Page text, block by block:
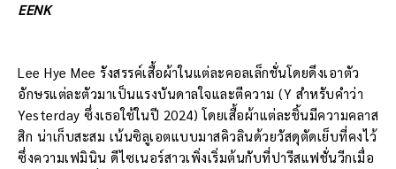
EENK
Lee Hye Mee รังสรรค์เสื้อผ้าในแต่ละคอลเล็กชั่นโดยดึงเอาตัว
อักษรแต่ละตัวมาเป็นแรงบันดาลใจและตีความ (Y สำหรับคำว่า
Yesterday ซึ่งเธอใช้ในปี 2024) โดยเสื้อผ้าแต่ละชิ้นมีความคลาส
สิก น่าเก็บสะสม เน้นซิลูเอตแบบมาสคิวลินด้วยวัสดุตัดเย็บที่คงไว้
ซึ่งความเฟมินิน ดีไซเนอร์สาวเพิ่งเริ่มต้นกับที่ปารีสแฟชั่นวีกเมื่อ